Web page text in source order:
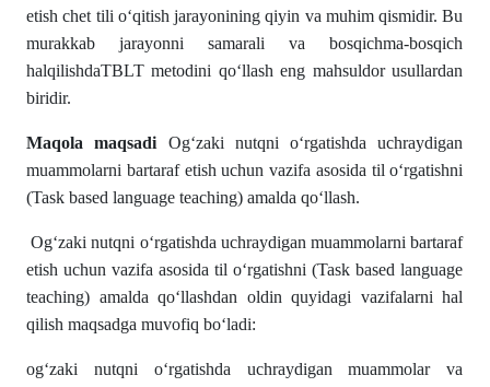
etish chet tili o‘qitish jarayonining qiyin va muhim qismidir. Bu
murakkab jarayonni samarali va bosqichma-bosqich
halqilishdaTBLT metodini qo‘llash eng mahsuldor usullardan
biridir.
Maqola maqsadi Og‘zaki nutqni o‘rgatishda uchraydigan
muammolarni bartaraf etish uchun vazifa asosida til o‘rgatishni
(Task based language teaching) amalda qo‘llash.
Og‘zaki nutqni o‘rgatishda uchraydigan muammolarni bartaraf
etish uchun vazifa asosida til o‘rgatishni (Task based language
teaching) amalda qo‘llashdan oldin quyidagi vazifalarni hal
qilish maqsadga muvofiq bo‘ladi:
og‘zaki nutqni o‘rgatishda uchraydigan muammolar va